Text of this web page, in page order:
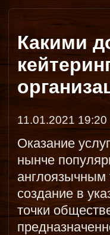
Какими
11.01.2021 19:20
Оказание
нынче
англоязычным
создание в
точки